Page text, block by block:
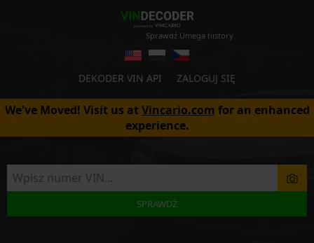
Sprawdź Umega history
DEKODER VIN API ZALOGUJ SIĘ
We've Moved! Visit us atVincario.com for an enhanced
experience.
SPRAWDŹ